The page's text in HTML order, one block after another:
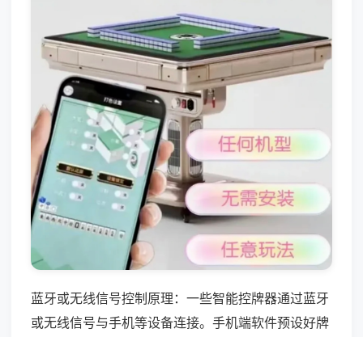
蓝牙或无线信号控制原理：一些智能控牌器通过蓝牙
或无线信号与手机等设备连接。手机端软件预设好牌